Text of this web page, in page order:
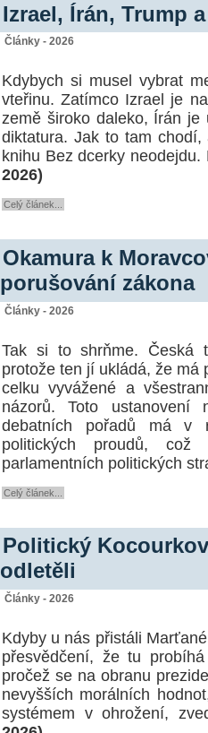
Izrael, Írán, Trump
Články - 2026
Kdybych si musel vybrat
vteřinu. Zatímco Izrael je
země široko daleko, Írán
diktatura. Jak to tam
knihu Bez dcerky
2026)
Celý článek...
Okamura k
porušování zákona
Články - 2026
Tak si to shrňme. Česká
protože ten jí ukládá, že má
celku vyvážené a
názorů. Toto ustanovení
debatních pořadů má v
politických proudů,
parlamentních politických
Celý článek...
Politický
odletěli
Články - 2026
Kdyby u nás přistáli
přesvědčení, že tu
pročež se na obranu
nevyšších morálních
systémem v ohrožení,